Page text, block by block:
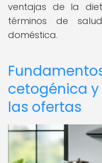
ventajas de la
términos de
doméstica.
cetogénica
las ofertas